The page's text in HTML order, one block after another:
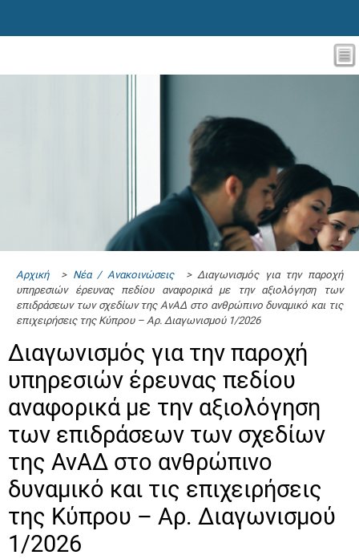
Αρχική> Νέα / Ανακοινώσεις> Διαγωνισμός για την παροχή
υπηρεσιών έρευνας πεδίου αναφορικά με την αξιολόγηση των
επιδράσεων των σχεδίων της ΑνΑΔ στο ανθρώπινο δυναμικό και τις
επιχειρήσεις της Κύπρου – Αρ. Διαγωνισμού 1/2026
Διαγωνισμός για την παροχή
υπηρεσιών έρευνας πεδίου
αναφορικά με την αξιολόγηση
των επιδράσεων των σχεδίων
της ΑνΑΔ στο ανθρώπινο
δυναμικό και τις επιχειρήσεις
της Κύπρου – Αρ. Διαγωνισμού
1/2026